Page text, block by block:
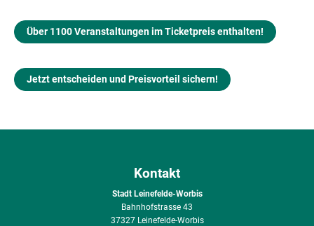
Über 1100 Veranstaltungen im Ticketpreis enthalten!
Jetzt entscheiden und Preisvorteil sichern!
Kontakt
Stadt Leinefelde-Worbis
Bahnhofstrasse 43
37327 Leinefelde-Worbis